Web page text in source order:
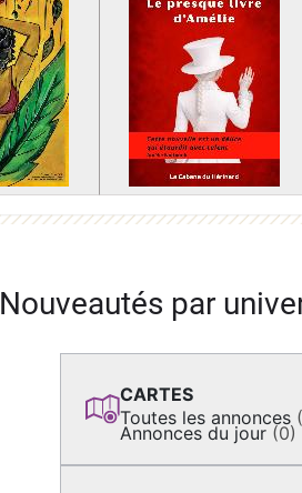
Nouveautés par
CARTES
Toutes les annonces
Annonces du jour (0)